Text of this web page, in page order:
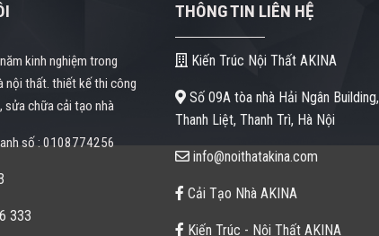
kinh nghiệm trong
nội thất. thiết kế thi công
sửa chữa cải tạo nhà
số : 0108774256
333
THÔNG TIN LIÊN HỆ
Kiến Trúc Nội Thất AKINA
Số 09A tòa nhà Hải Ngân Building,
Thanh Liệt, Thanh Trì, Hà Nội
info@noithatakina.com
Cải Tạo Nhà AKINA
Kiến Trúc - Nội Thất AKINA